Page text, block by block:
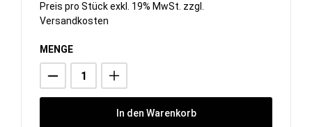
Preis pro Stück exkl. 19% MwSt. zzgl.
Versandkosten
MENGE
In den Warenkorb